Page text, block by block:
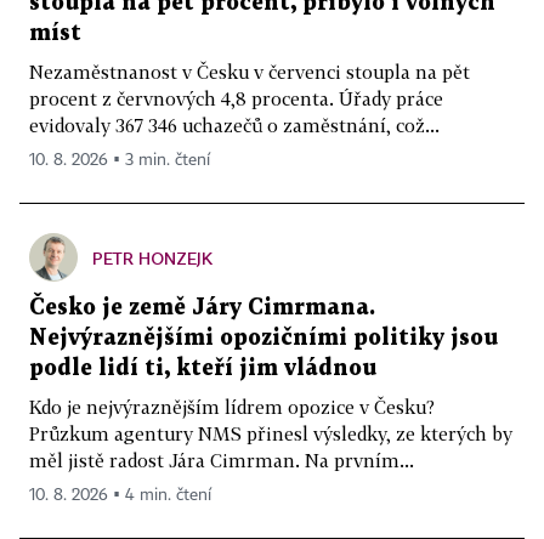
míst
Nezaměstnanost v Česku v červenci stoupla na pět
procent z červnových 4,8 procenta. Úřady práce
evidovaly 367 346 uchazečů o zaměstnání, což...
10. 8. 2026 ▪ 3 min. čtení
PETR HONZEJK
Česko je země Járy Cimrmana.
Nejvýraznějšími opozičními politiky jsou
podle lidí ti, kteří jim vládnou
Kdo je nejvýraznějším lídrem opozice v Česku?
Průzkum agentury NMS přinesl výsledky, ze kterých by
měl jistě radost Jára Cimrman. Na prvním...
10. 8. 2026 ▪ 4 min. čtení